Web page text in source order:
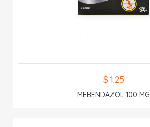
$ 1.25
MEBENDAZOL 100 MG